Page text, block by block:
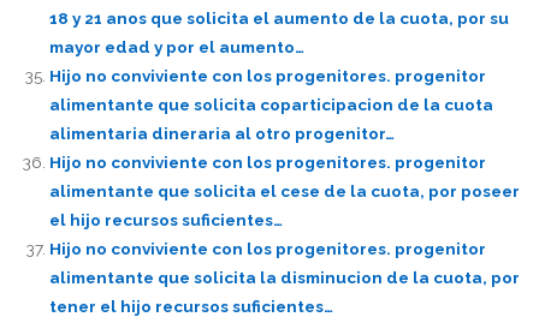
18 y 21 anos que solicita el aumento de la cuota, por su
mayor edad y por el aumento…
Hijo no conviviente con los progenitores. progenitor
alimentante que solicita coparticipacion de la cuota
alimentaria dineraria al otro progenitor…
Hijo no conviviente con los progenitores. progenitor
alimentante que solicita el cese de la cuota, por poseer
el hijo recursos suficientes…
Hijo no conviviente con los progenitores. progenitor
alimentante que solicita la disminucion de la cuota, por
tener el hijo recursos suficientes…